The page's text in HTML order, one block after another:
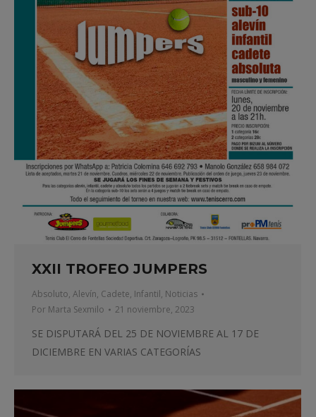
XXII TROFEO JUMPERS
Absoluto, Alevín, Cadete, Infantil, Noticias
Por Marta Sexmilo 21 noviembre, 2023
SE DISPUTARÁ DEL 25 DE NOVIEMBRE AL 17 DE
DICIEMBRE EN VARIAS CATEGORÍAS